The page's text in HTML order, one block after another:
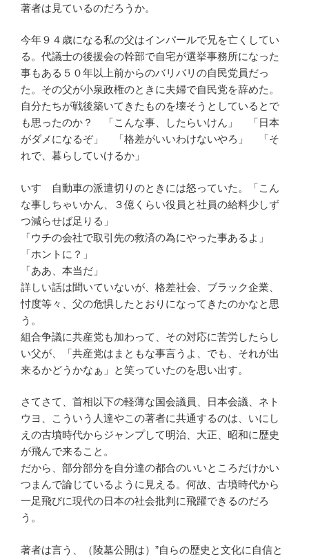
著者は見ているのだろうか。
今年９４歳になる私の父はインパールで兄を亡くしてい
る。代議士の後援会の幹部で自宅が選挙事務所になった
事もある５０年以上前からのバリバリの自民党員だっ
た。その父が小泉政権のときに夫婦で自民党を辞めた。
自分たちが戦後築いてきたものを壊そうとしているとで
も思ったのか？ 「こんな事、したらいけん」 「日本
がダメになるぞ」 「格差がいいわけないやろ」 「そ
れで、暮らしていけるか」
いすゞ自動車の派遣切りのときには怒っていた。「こん
な事しちゃいかん、３億くらい役員と社員の給料少しず
つ減らせば足りる」
「ウチの会社で取引先の救済の為にやった事あるよ」
「ホントに？」
「ああ、本当だ」
詳しい話は聞いていないが、格差社会、ブラック企業、
忖度等々、父の危惧したとおりになってきたのかなと思
う。
組合争議に共産党も加わって、その対応に苦労したらし
い父が、「共産党はまともな事言うよ、でも、それが出
来るかどうかなぁ」と笑っていたのを思い出す。
さてさて、首相以下の軽薄な国会議員、日本会議、ネト
ウヨ、こういう人達やこの著者に共通するのは、いにし
えの古墳時代からジャンプして明治、大正、昭和に歴史
が飛んで来ること。
だから、部分部分を自分達の都合のいいところだけかい
つまんで論じているように見える。何故、古墳時代から
一足飛びに現代の日本の社会批判に飛躍できるのだろ
う。
著者は言う、（陵墓公開は）”自らの歴史と文化に自信と